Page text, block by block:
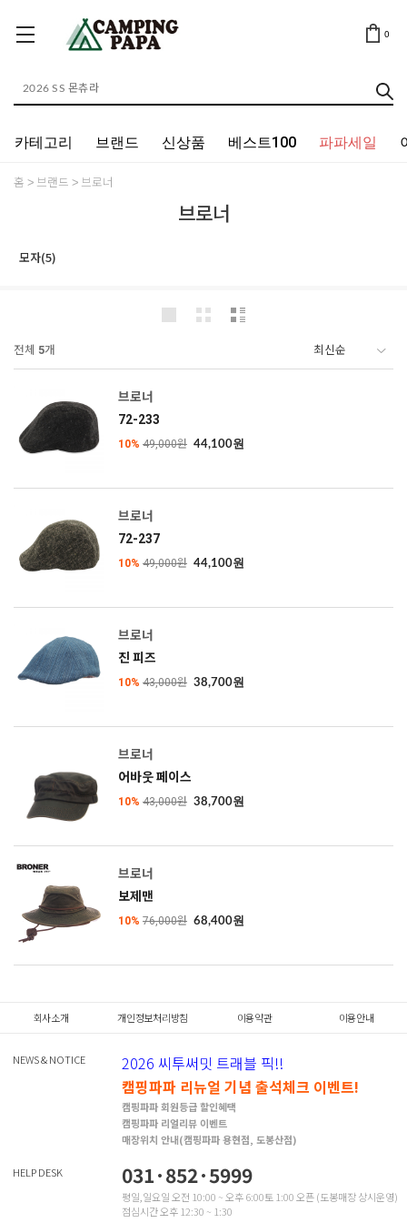
0
카테고리 브랜드 신상품 베스트100 파파세일
홈 브랜드 브로너
브로너
모자(5)
전체 5개
브로너
72-233
10% 49,000원 44,100원
브로너
72-237
10% 49,000원 44,100원
브로너
진 피즈
10% 43,000원 38,700원
브로너
어바웃 페이스
10% 43,000원 38,700원
브로너
보제맨
10% 76,000원 68,400원
회사소개 개인정보처리방침 이용약관 이용안내
NEWS & NOTICE
2026 씨투써밋 트래블 픽!!
캠핑파파 리뉴얼 기념 출석체크 이벤트!
캠핑파파 회원등급 할인혜택
캠핑파파 리얼리뷰 이벤트
매장위치 안내(캠핑파파 용현점, 도봉산점)
HELP DESK 031·852·5999
평일,일요일 오전 10:00 ~ 오후 6:00토 1:00 오픈 (도봉매장 상시운영)
점심시간 오후 12:30 ~ 1:30